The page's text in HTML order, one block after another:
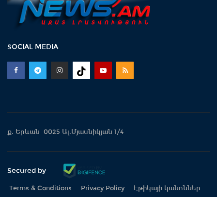
SOCIAL MEDIA
ք. Երևան 0025 Ալ.Մյասնիկյան 1/4
Secured by
Terms & Conditions Privacy Policy Էթիկայի կանոններ